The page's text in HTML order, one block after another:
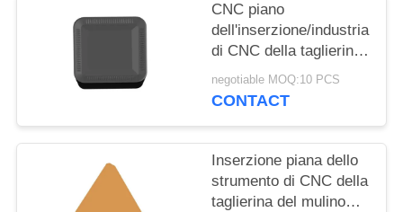
CNC piano
dell'inserzione/industriale
di CNC della taglierina
del mulino che scanala
alta precisione
negotiable MOQ:10 PCS
CONTACT
Inserzione piana dello
strumento di CNC della
taglierina del mulino